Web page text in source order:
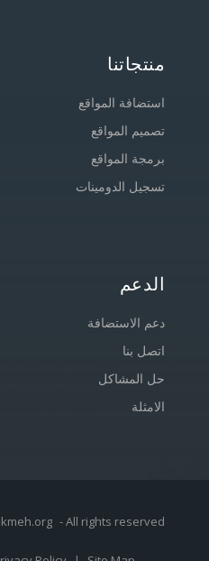
منتجاتنا
استضافة المواقع
تصميم المواقع
برمجة المواقع
تسجيل الدومينات
الدعم
دعم الاستضافة
اتصل بنا
حل المشاكل
الامثلة
- All rights reserved.